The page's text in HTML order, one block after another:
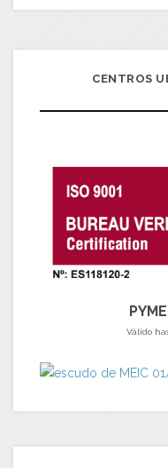
CENTROS
Válido